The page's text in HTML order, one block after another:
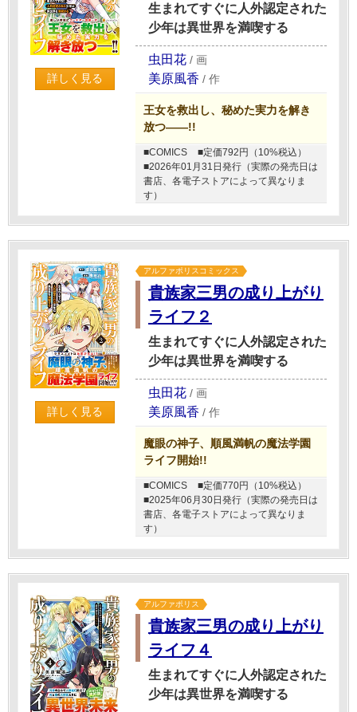
詳しく見る
生まれてすぐに人外認定された
少年は異世界を満喫する
虫田花 / 画
美原風香 / 作
王女を救出し、秘めた実力を解き
放つ――!!
■COMICS
■定価792円（10%税込）
■2026年01月31日発行（実際の発売日は
書店、各電子ストアによって異なりま
す）
詳しく見る
アルファポリスコミックス
貴族家三男の成り上がり
ライフ２
生まれてすぐに人外認定された
少年は異世界を満喫する
虫田花 / 画
美原風香 / 作
魔眼の神子、順風満帆の魔法学園
ライフ開始!!
■COMICS
■定価770円（10%税込）
■2025年06月30日発行（実際の発売日は
書店、各電子ストアによって異なりま
す）
アルファポリス
貴族家三男の成り上がり
ライフ４
生まれてすぐに人外認定された
少年は異世界を満喫する